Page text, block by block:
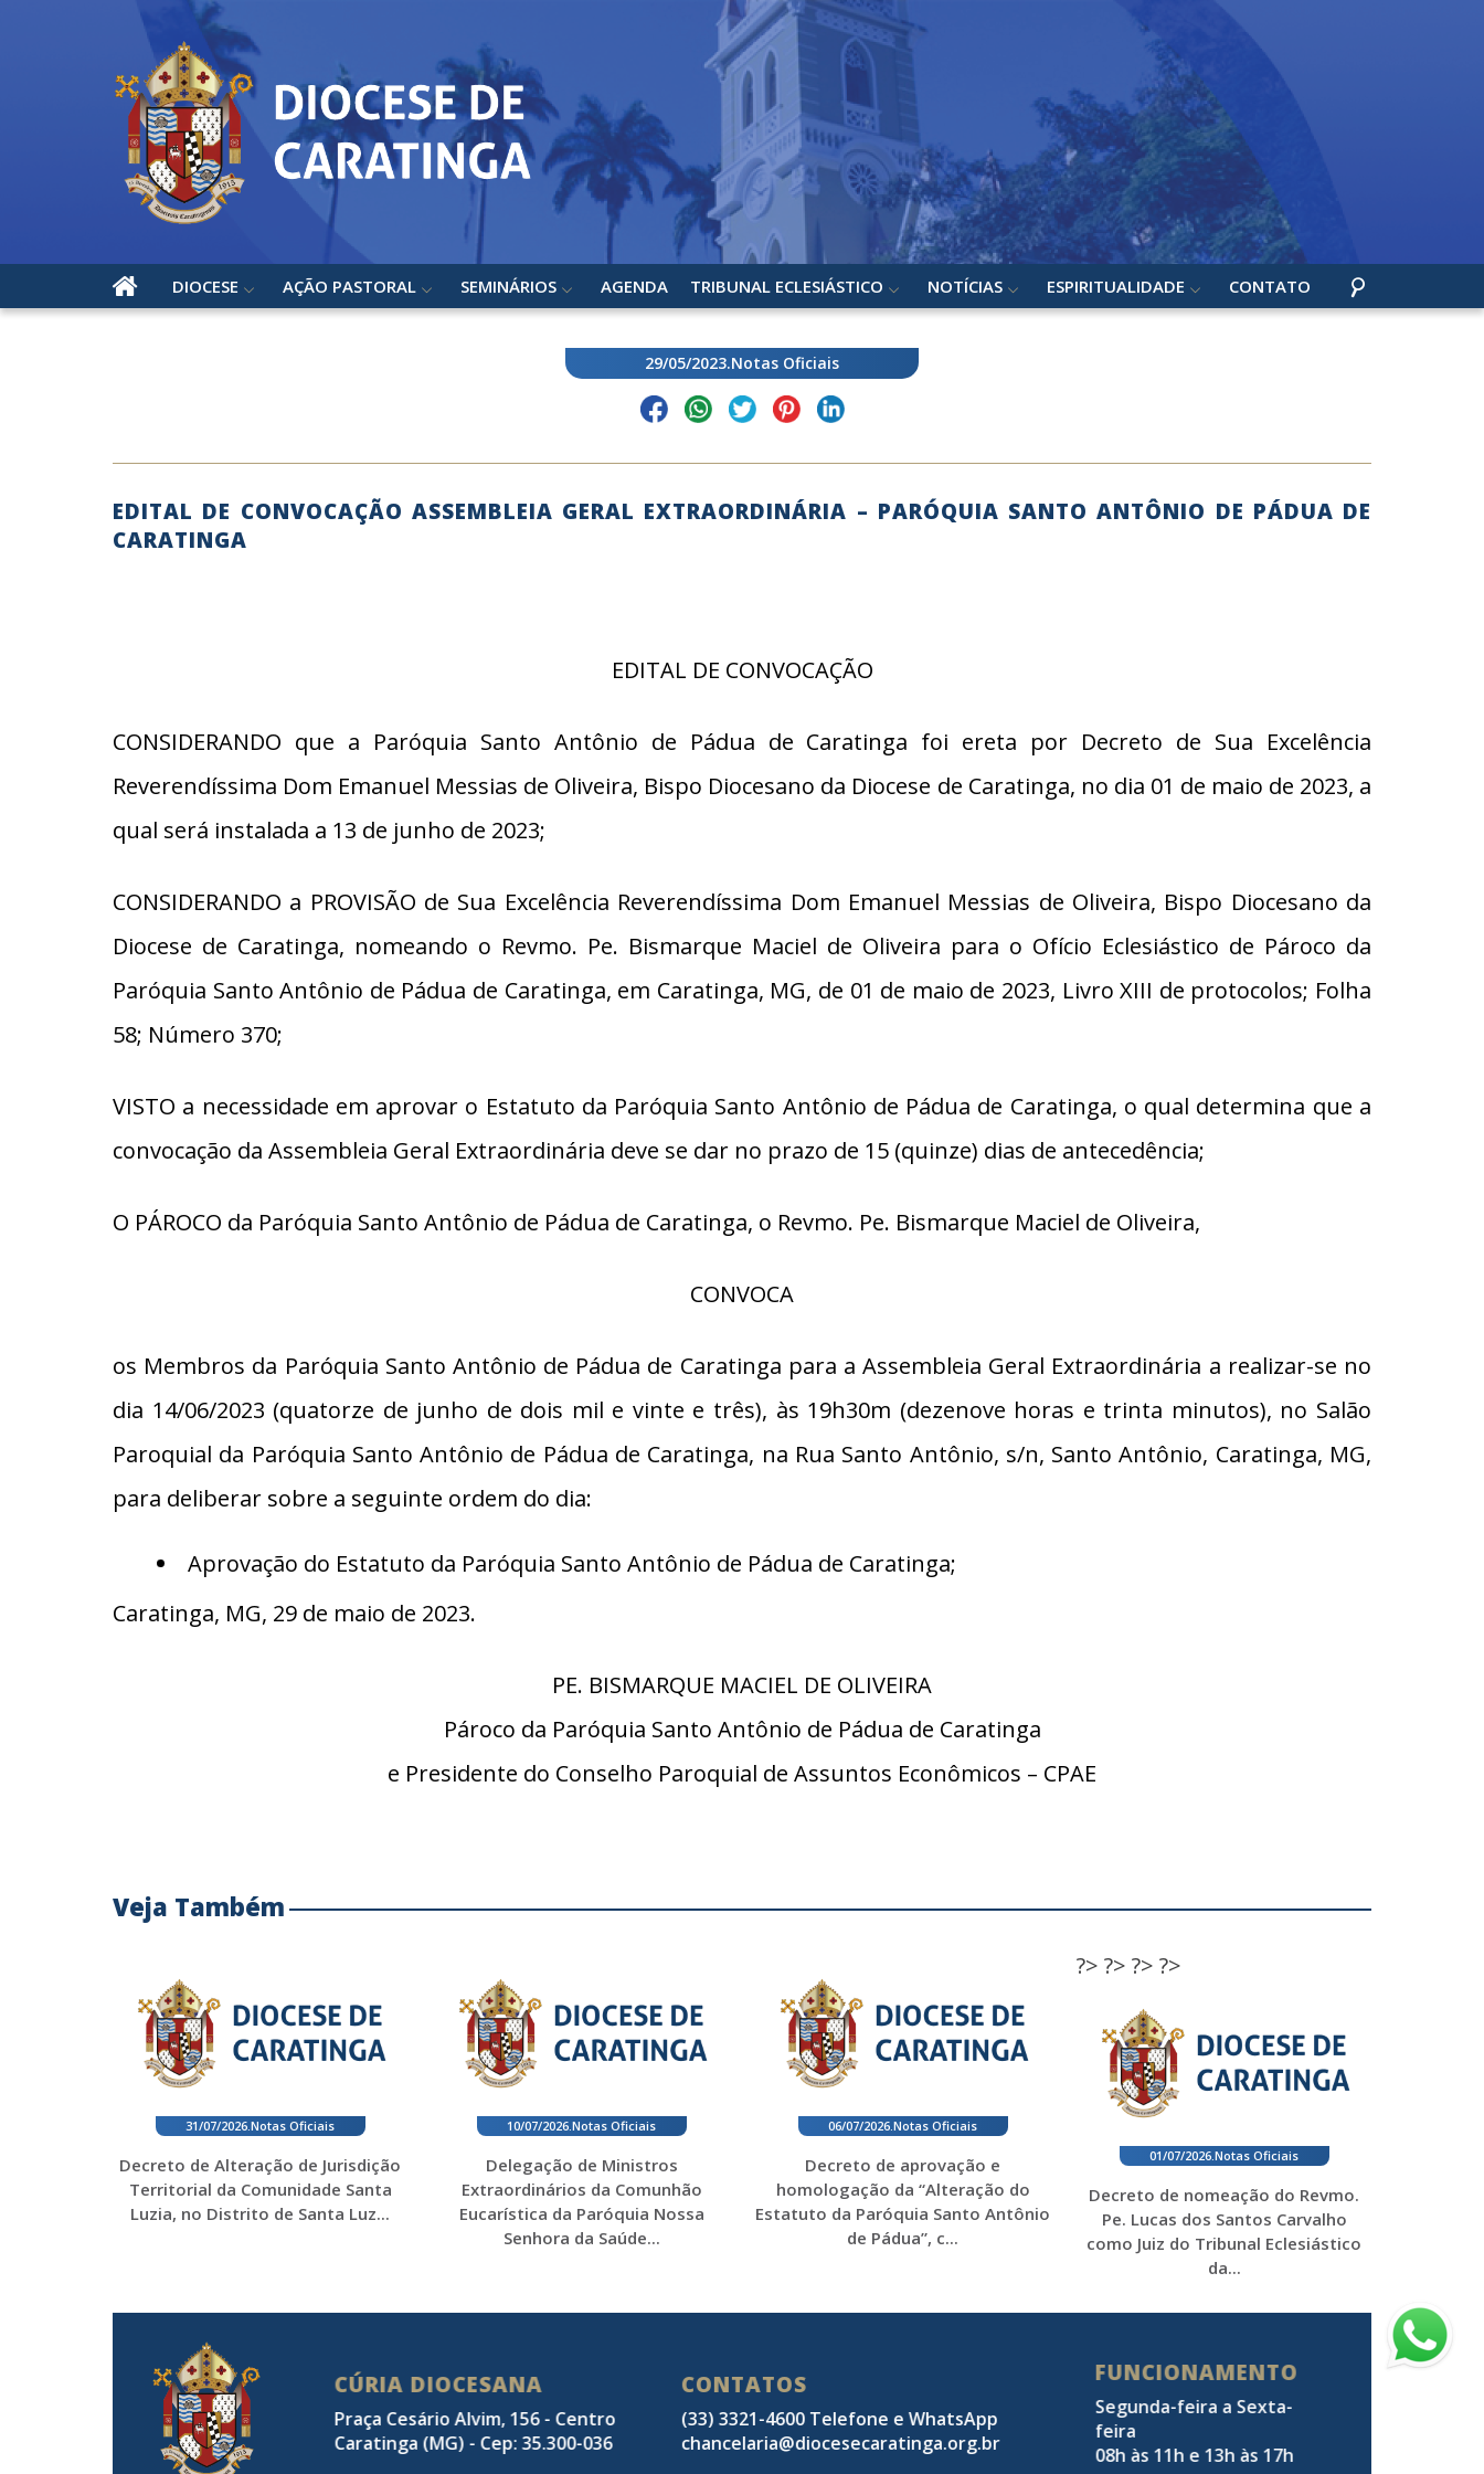
DIOCESE AÇÃO PASTORAL SEMINÁRIOS AGENDA TRIBUNAL ECLESIÁSTICO NOTÍCIAS ESPIRITUALIDADE CONTATO
29/05/2023.Notas Oficiais
EDITAL DE CONVOCAÇÃO ASSEMBLEIA GERAL EXTRAORDINÁRIA – PARÓQUIA SANTO ANTÔNIO DE PÁDUA DE
CARATINGA
EDITAL DE CONVOCAÇÃO
CONSIDERANDO que a Paróquia Santo Antônio de Pádua de Caratinga foi ereta por Decreto de Sua Excelência
Reverendíssima Dom Emanuel Messias de Oliveira, Bispo Diocesano da Diocese de Caratinga, no dia 01 de maio de 2023, a
qual será instalada a 13 de junho de 2023;
CONSIDERANDO a PROVISÃO de Sua Excelência Reverendíssima Dom Emanuel Messias de Oliveira, Bispo Diocesano da
Diocese de Caratinga, nomeando o Revmo. Pe. Bismarque Maciel de Oliveira para o Ofício Eclesiástico de Pároco da
Paróquia Santo Antônio de Pádua de Caratinga, em Caratinga, MG, de 01 de maio de 2023, Livro XIII de protocolos; Folha
58; Número 370;
VISTO a necessidade em aprovar o Estatuto da Paróquia Santo Antônio de Pádua de Caratinga, o qual determina que a
convocação da Assembleia Geral Extraordinária deve se dar no prazo de 15 (quinze) dias de antecedência;
O PÁROCO da Paróquia Santo Antônio de Pádua de Caratinga, o Revmo. Pe. Bismarque Maciel de Oliveira,
CONVOCA
os Membros da Paróquia Santo Antônio de Pádua de Caratinga para a Assembleia Geral Extraordinária a realizar-se no
dia 14/06/2023 (quatorze de junho de dois mil e vinte e três), às 19h30m (dezenove horas e trinta minutos), no Salão
Paroquial da Paróquia Santo Antônio de Pádua de Caratinga, na Rua Santo Antônio, s/n, Santo Antônio, Caratinga, MG,
para deliberar sobre a seguinte ordem do dia:
Aprovação do Estatuto da Paróquia Santo Antônio de Pádua de Caratinga;
Caratinga, MG, 29 de maio de 2023.
PE. BISMARQUE MACIEL DE OLIVEIRA
Pároco da Paróquia Santo Antônio de Pádua de Caratinga
e Presidente do Conselho Paroquial de Assuntos Econômicos – CPAE
Veja Também
?>
31/07/2026.Notas Oficiais
Decreto de Alteração de Jurisdição
Territorial da Comunidade Santa
Luzia, no Distrito de Santa Luz...
?>
10/07/2026.Notas Oficiais
Delegação de Ministros
Extraordinários da Comunhão
Eucarística da Paróquia Nossa
Senhora da Saúde...
?>
06/07/2026.Notas Oficiais
Decreto de aprovação e
homologação da “Alteração do
Estatuto da Paróquia Santo Antônio
de Pádua”, c...
?>
01/07/2026.Notas Oficiais
Decreto de nomeação do Revmo.
Pe. Lucas dos Santos Carvalho
como Juiz do Tribunal Eclesiástico
da...
CÚRIA DIOCESANA
Praça Cesário Alvim, 156 - Centro
Caratinga (MG) - Cep: 35.300-036
CONTATOS
(33) 3321-4600 Telefone e WhatsApp
chancelaria@diocesecaratinga.org.br
FUNCIONAMENTO
Segunda-feira a Sexta-
feira
08h às 11h e 13h às 17h